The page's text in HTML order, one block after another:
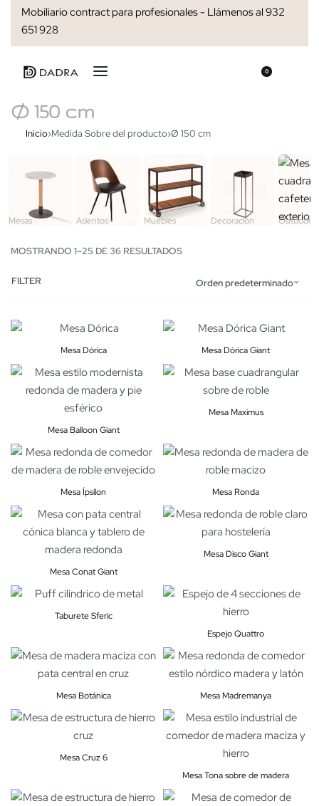
Mobiliario contract para profesionales - Llámenos al 932
651 928
0
Ø 150 cm
Inicio›Medida Sobre del producto›Ø 150 cm
Mesas Asientos Muebles Decoración Outdoor
MOSTRANDO 1–25 DE 36 RESULTADOS
Orden predeterminado
FILTER
Mesa Dórica Mesa Dórica Giant
Mesa Balloon Giant
Mesa Maximus
Mesa Ípsilon Mesa Ronda
Mesa Conat Giant
Mesa Disco Giant
Taburete Sferic
Espejo Quattro
Mesa Botánica Mesa Madremanya
Mesa Cruz 6
Mesa Tona sobre de madera